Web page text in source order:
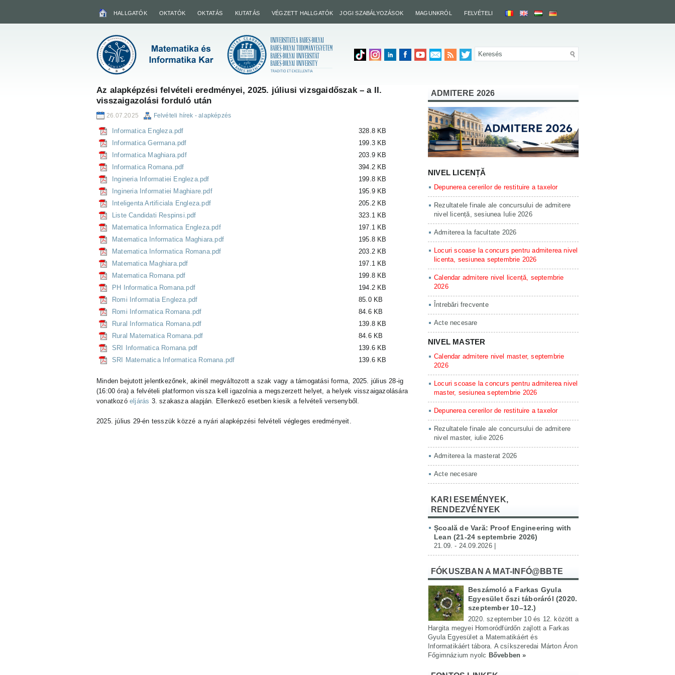
HALLGATÓK OKTATÓK OKTATÁS KUTATÁS VÉGZETT HALLGATÓK JOGI SZABÁLYOZÁSOK MAGUNKRÓL FELVÉTELI
Az alapképzési felvételi eredményei, 2025. júliusi vizsgaidőszak – a II.
visszaigazolási forduló után
26.07.2025 Felvételi hírek - alapképzés
Informatica Engleza.pdf
328.8 KB
Informatica Germana.pdf
199.3 KB
Informatica Maghiara.pdf
203.9 KB
Informatica Romana.pdf
394.2 KB
Ingineria Informatiei Engleza.pdf
199.8 KB
Ingineria Informatiei Maghiare.pdf
195.9 KB
Inteligenta Artificiala Engleza.pdf
205.2 KB
Liste Candidati Respinsi.pdf
323.1 KB
Matematica Informatica Engleza.pdf
197.1 KB
Matematica Informatica Maghiara.pdf
195.8 KB
Matematica Informatica Romana.pdf
203.2 KB
Matematica Maghiara.pdf
197.1 KB
Matematica Romana.pdf
199.8 KB
PH Informatica Romana.pdf
194.2 KB
Romi Informatia Engleza.pdf
85.0 KB
Romi Informatica Romana.pdf
84.6 KB
Rural Informatica Romana.pdf
139.8 KB
Rural Matematica Romana.pdf
84.6 KB
SRI Informatica Romana.pdf
139.6 KB
SRI Matematica Informatica Romana.pdf
139.6 KB
Minden bejutott jelentkezőnek, akinél megváltozott a szak vagy a támogatási forma, 2025. július 28-ig
(16:00 óra) a felvételi platformon vissza kell igazolnia a megszerzett helyet, a helyek visszaigazolására
vonatkozó eljárás 3. szakasza alapján. Ellenkező esetben kiesik a felvételi versenyből.
2025. július 29-én tesszük közzé a nyári alapképzési felvételi végleges eredményeit.
ADMITERE 2026
NIVEL LICENȚĂ
Depunerea cererilor de restituire a taxelor
Rezultatele finale ale concursului de admitere
nivel licență, sesiunea Iulie 2026
Admiterea la facultate 2026
Locuri scoase la concurs pentru admiterea nivel
licenta, sesiunea septembrie 2026
Calendar admitere nivel licență, septembrie
2026
Întrebări frecvente
Acte necesare
NIVEL MASTER
Calendar admitere nivel master, septembrie
2026
Locuri scoase la concurs pentru admiterea nivel
master, sesiunea septembrie 2026
Depunerea cererilor de restituire a taxelor
Rezultatele finale ale concursului de admitere
nivel master, iulie 2026
Admiterea la masterat 2026
Acte necesare
KARI ESEMÉNYEK,
RENDEZVÉNYEK
Școală de Vară: Proof Engineering with
Lean (21-24 septembrie 2026)
21.09. - 24.09.2026 |
FÓKUSZBAN A MAT-INFÓ@BBTE
Beszámoló a Farkas Gyula
Egyesület őszi táboráról (2020.
szeptember 10–12.)
2020. szeptember 10 és 12. között a
Hargita megyei Homoródfürdőn zajlott a Farkas
Gyula Egyesület a Matematikáért és
Informatikáért tábora. A csíkszeredai Márton Áron
Főgimnázium nyolc Bővebben »